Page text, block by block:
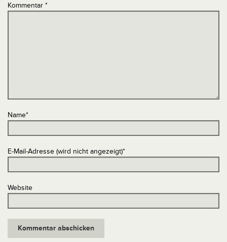
Kommentar *
Name*
E-Mail-Adresse (wird nicht angezeigt)*
Website